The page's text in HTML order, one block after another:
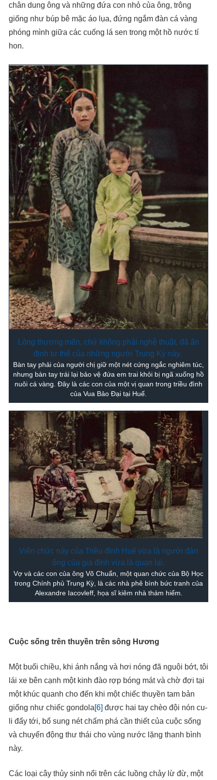
chân dung ông và những đứa con nhỏ của ông, trông
giống như búp bê mặc áo lụa, đứng ngắm đàn cá vàng
phóng mình giữa các cuống lá sen trong một hồ nước tí
hon.
Lòng thương mến, chứ không phải nghệ thuật, đã ấn
định tư thế của những người Trung Kỳ này.
Bàn tay phải của người chị giữ một nét cứng ngắc nghiêm túc,
nhưng bàn tay trái lại bảo vệ đứa em trai khỏi bị ngã xuống hồ
nuôi cá vàng. Đây là các con của một vị quan trong triều đình
của Vua Bảo Đại tại Huế.
Viên chức này của Triều đình Huế vừa là người đàn
ông của gia đình vừa là quan lại.
Vợ và các con của ông Võ Chuẩn, một quan chức của Bộ Học
trong Chính phủ Trung Kỳ, là các nhà phê bình bức tranh của
Alexandre Iacovleff, họa sĩ kiêm nhà thám hiểm.
Cuộc sống trên thuyền trên sông Hương
Một buổi chiều, khi ánh nắng và hơi nóng đã nguội bớt, tôi
lái xe bên cạnh một kinh đào rợp bóng mát và chờ đợi tại
một khúc quanh cho đến khi một chiếc thuyền tam bản
giống như chiếc gondola[6] được hai tay chèo đội nón cu-
li đẩy tới, bổ sung nét chấm phá cần thiết của cuộc sống
và chuyển động thư thái cho vùng nước lặng thanh bình
này.
Các loại cây thủy sinh nổi trên các luồng chảy lừ đừ, một